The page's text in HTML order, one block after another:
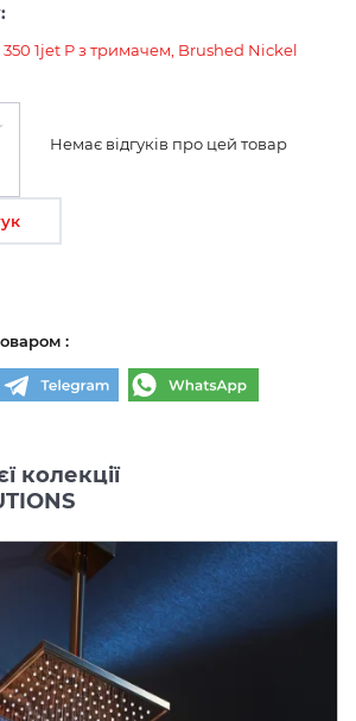
1jet P з тримачем, Brushed Nickel
Немає відгуків про цей товар
:
колекції